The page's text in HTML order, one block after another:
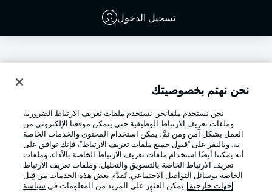
تسجيل الدخول
Football as it's meant to be
نحن نهتم بخصوصيتك
نحن نستخدم ملفانحن نستخدم ملفات تعريف الارتباط الضرورية
وملفات تعريف الارتباط الوظيفية حتى يتمكن موقعنا الإلكتروني من
العمل بشكل آمن ومن ثمَّ، يمكن استخدام المحتوى والخدمات الخاصة
به. وبالنقر على "قبول جميع ملفات تعريف الارتباط"، فإنك توافق على
أنه يمكننا أيضًا استخدام ملفات تعريف الارتباط الخاصة بالأداء، وملفات
تعريف الارتباط الخاصة بالتسويق والتحليل، وملفات تعريف الارتباط
الخاصة بوسائل التواصل الاجتماعي. تُقدَّم بعض هذه الخدمات من قِبل
جهات خارجية . يمكن العثور على المزيد من المعلومات في سياسة